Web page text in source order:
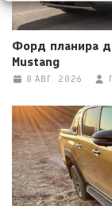
Форд планира
Mustang
8 АВГ. 2026